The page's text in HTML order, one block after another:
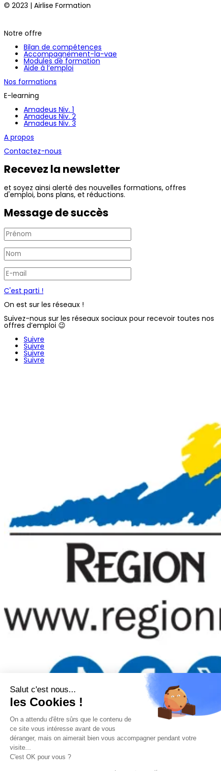
© 2023 | Airlise Formation
Notre offre
Bilan de compétences
Accompagnement-la-vae
Modules de formation
Aide à l’emploi
Nos formations
E-learning
Amadeus Niv. 1
Amadeus Niv. 2
Amadeus Niv. 3
A propos
Contactez-nous
Recevez la newsletter
et soyez ainsi alerté des nouvelles formations, offres
d'emploi, bons plans, et réductions.
Message de succès
C'est parti !
On est sur les réseaux !
Suivez-nous sur les réseaux sociaux pour recevoir toutes nos
offres d’emploi 😉
Suivre
Suivre
Suivre
Suivre
Mentions légales–Politique de confidentialité
des cookies–Remboursements/ Retours – Conditions
générales d’utilisation
“Ce site a été financé à l’aide du FEDER (REACT-UE) dans le
cadre de la réponse de l’Union européenne à la pandémie
COVID-19. L’Europe s’engage à La Réunion”
Salut c'est nous...
les Cookies !
On a attendu d'être sûrs que le contenu de
ce site vous intéresse avant de vous
déranger, mais on aimerait bien vous accompagner pendant votre
visite...
C'est OK pour vous ?